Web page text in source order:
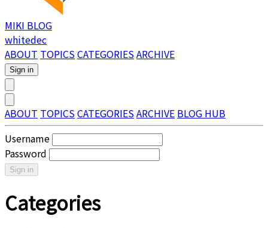
MIKI BLOG
whitedec
ABOUT TOPICSCATEGORIESARCHIVE
Sign in
ABOUT TOPICSCATEGORIESARCHIVE BLOG HUB
Username
Password
Sign in
Categories